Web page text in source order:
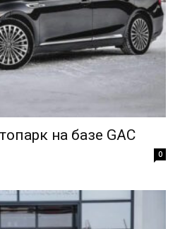
на базе GAC
0